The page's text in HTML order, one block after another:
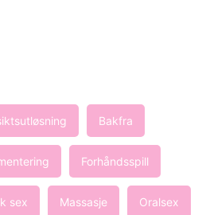
Bakfra
Forhåndsspill
sex Massasje Oralsex